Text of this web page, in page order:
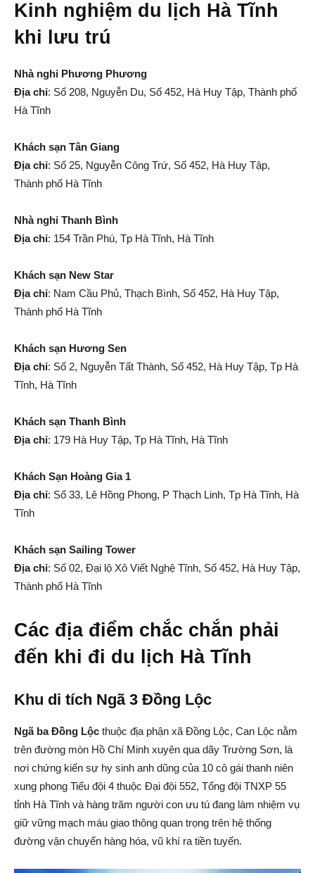
Kinh nghiệm du lịch Hà Tĩnh
khi lưu trú
Nhà nghỉ Phương Phương
Địa chỉ: Số 208, Nguyễn Du, Số 452, Hà Huy Tập, Thành phố
Hà Tĩnh
Khách sạn Tân Giang
Địa chỉ: Số 25, Nguyễn Công Trứ, Số 452, Hà Huy Tập,
Thành phố Hà Tĩnh
Nhà nghỉ Thanh Bình
Địa chỉ: 154 Trần Phú, Tp Hà Tĩnh, Hà Tĩnh
Khách sạn New Star
Địa chỉ: Nam Cầu Phủ, Thạch Bình, Số 452, Hà Huy Tập,
Thành phố Hà Tĩnh
Khách sạn Hương Sen
Địa chỉ: Số 2, Nguyễn Tất Thành, Số 452, Hà Huy Tập, Tp Hà
Tĩnh, Hà Tĩnh
Khách sạn Thanh Bình
Địa chỉ: 179 Hà Huy Tập, Tp Hà Tĩnh, Hà Tĩnh
Khách Sạn Hoàng Gia 1
Địa chỉ: Số 33, Lê Hồng Phong, P Thạch Linh, Tp Hà Tĩnh, Hà
Tĩnh
Khách sạn Sailing Tower
Địa chỉ: Số 02, Đại lộ Xô Viết Nghệ Tĩnh, Số 452, Hà Huy Tập,
Thành phố Hà Tĩnh
Các địa điểm chắc chắn phải
đến khi đi du lịch Hà Tĩnh
Khu di tích Ngã 3 Đồng Lộc
Ngã ba Đồng Lộc thuộc địa phận xã Đồng Lộc, Can Lộc nằm
trên đường mòn Hồ Chí Minh xuyên qua dãy Trường Sơn, là
nơi chứng kiến sự hy sinh anh dũng của 10 cô gái thanh niên
xung phong Tiểu đội 4 thuộc Đại đội 552, Tổng đội TNXP 55
tỉnh Hà Tĩnh và hàng trăm người con ưu tú đang làm nhiệm vụ
giữ vững mạch máu giao thông quan trọng trên hệ thống
đường vận chuyển hàng hóa, vũ khí ra tiền tuyến.